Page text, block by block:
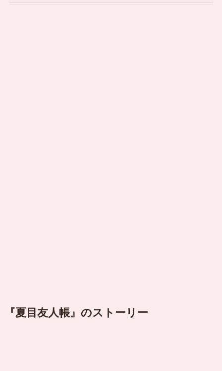
『夏目友人帳』のストーリー